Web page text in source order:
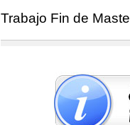
Trabajo Fin de